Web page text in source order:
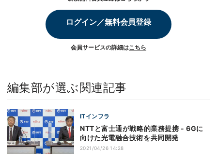
ログイン／無料会員登録
会員サービスの詳細はこちら
編集部が選ぶ関連記事
ITインフラ
NTTと富士通が戦略的業務提携 - 6Gに
向けた光電融合技術を共同開発
2021/04/26 14:28